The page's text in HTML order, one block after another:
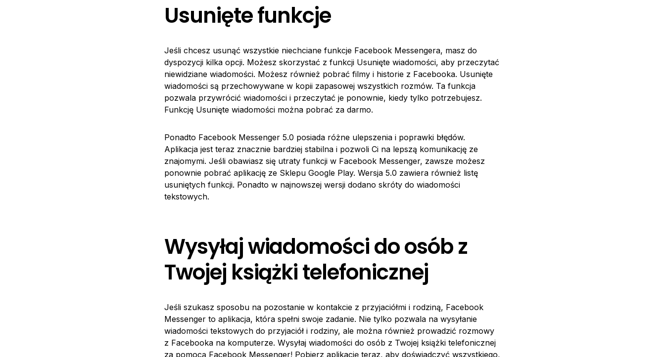
Usunięte funkcje
Jeśli chcesz usunąć wszystkie niechciane funkcje Facebook Messengera, masz do
dyspozycji kilka opcji. Możesz skorzystać z funkcji Usunięte wiadomości, aby przeczytać
niewidziane wiadomości. Możesz również pobrać filmy i historie z Facebooka. Usunięte
wiadomości są przechowywane w kopii zapasowej wszystkich rozmów. Ta funkcja
pozwala przywrócić wiadomości i przeczytać je ponownie, kiedy tylko potrzebujesz.
Funkcję Usunięte wiadomości można pobrać za darmo.
Ponadto Facebook Messenger 5.0 posiada różne ulepszenia i poprawki błędów.
Aplikacja jest teraz znacznie bardziej stabilna i pozwoli Ci na lepszą komunikację ze
znajomymi. Jeśli obawiasz się utraty funkcji w Facebook Messenger, zawsze możesz
ponownie pobrać aplikację ze Sklepu Google Play. Wersja 5.0 zawiera również listę
usuniętych funkcji. Ponadto w najnowszej wersji dodano skróty do wiadomości
tekstowych.
Wysyłaj wiadomości do osób z
Twojej książki telefonicznej
Jeśli szukasz sposobu na pozostanie w kontakcie z przyjaciółmi i rodziną, Facebook
Messenger to aplikacja, która spełni swoje zadanie. Nie tylko pozwala na wysyłanie
wiadomości tekstowych do przyjaciół i rodziny, ale można również prowadzić rozmowy
z Facebooka na komputerze. Wysyłaj wiadomości do osób z Twojej książki telefonicznej
za pomocą Facebook Messenger! Pobierz aplikację teraz, aby doświadczyć wszystkiego,